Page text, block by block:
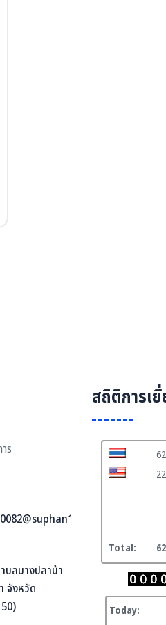
ร
บลบางปลาม้า
จังหวัด
สถิติการเ
Total: 62
Today: